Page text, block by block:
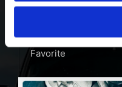
Despre noi
Favorite